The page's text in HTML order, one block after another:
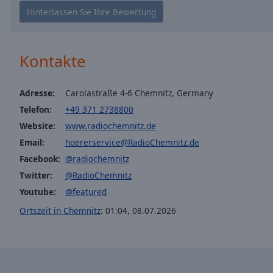
Background
Color
Opacity
Caption
Kontakte
Adresse:
Carolastraße 4-6 Chemnitz, Germany
Telefon:
+49 371 2738800
Website:
www.radiochemnitz.de
Email:
hoererservice@RadioChemnitz.de
Facebook: @radiochemnitz
Twitter:
@RadioChemnitz
Youtube:
@featured
Ortszeit in Chemnitz: 01:04, 08.07.2026